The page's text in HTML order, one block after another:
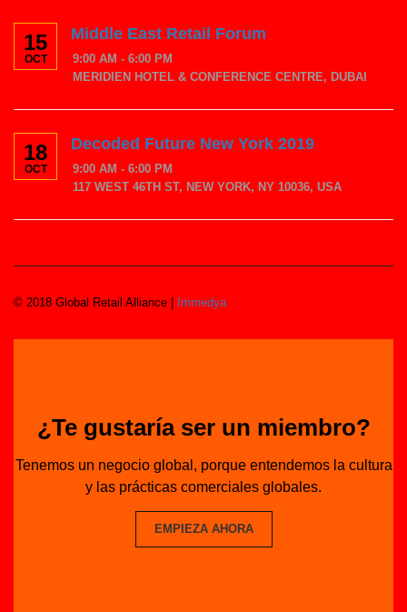
15
OCT
Middle East Retail Forum
9:00 AM - 6:00 PM
MERIDIEN HOTEL & CONFERENCE CENTRE, DUBAI
18
OCT
Decoded Future New York 2019
9:00 AM - 6:00 PM
117 WEST 46TH ST, NEW YORK, NY 10036, USA
© 2018 Global Retail Alliance | Immedya
¿Te gustaría ser un miembro?
Tenemos un negocio global, porque entendemos la cultura
y las prácticas comerciales globales.
EMPIEZA AHORA